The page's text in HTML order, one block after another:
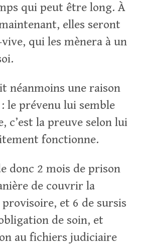
qui peut être long. À
elles seront
qui les mènera à un
néanmoins une raison
: le prévenu lui semble
c’est la preuve selon lui
fonctionne.
donc 2 mois de prison
de couvrir la
et 6 de sursis
de soin, et
au fichiers judiciaire